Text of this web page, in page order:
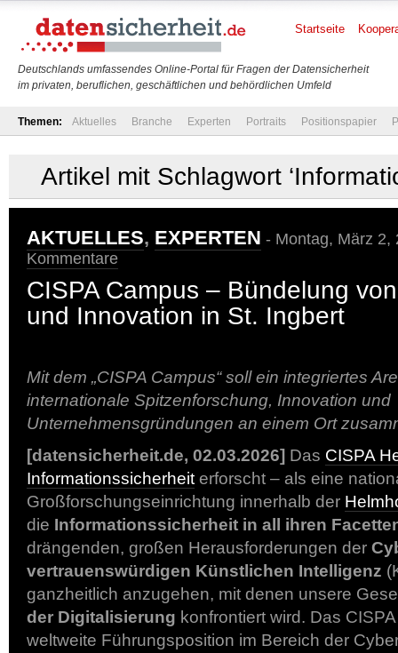
Deutschlands umfassendes Online-Portal für Fragen der Datensicherheit
im privaten, beruflichen, geschäftlichen und behördlichen Umfeld
Startseite
Themen: Aktuelles Branche Experten Portraits Positionspapier
Artikel mit Schlagwort
AKTUELLES, EXPERTEN - Montag, März
Kommentare
CISPA Campus – Bündelung
und Innovation in St. Ingbert
Mit dem „CISPA Campus“ soll ein integriertes
internationale Spitzenforschung, Innovation und
Unternehmensgründungen an einem Ort
[datensicherheit.de, 02.03.2026] Das CISPA
Informationssicherheit erforscht – als eine
Großforschungseinrichtung innerhalb der
die Informationssicherheit in all ihren
drängenden, großen Herausforderungen der
vertrauenswürdigen Künstlichen Intelligenz
ganzheitlich anzugehen, mit denen unsere
der Digitalisierung konfrontiert wird. Das
weltweite Führungsposition im Bereich der